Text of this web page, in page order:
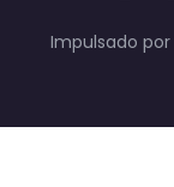
Impulsado por